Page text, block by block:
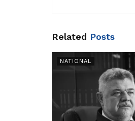
Related Posts
NATIONAL